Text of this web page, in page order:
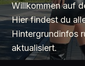
Willkommen auf
Hier findest du
Hintergrundinfos
aktualisiert.